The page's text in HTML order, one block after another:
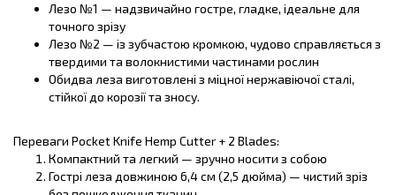
Лезо №1 — надзвичайно гостре, гладке, ідеальне для
точного зрізу
Лезо №2 — із зубчастою кромкою, чудово справляється з
твердими та волокнистими частинами рослин
Обидва леза виготовлені з міцної нержавіючої сталі,
стійкої до корозії та зносу.
Переваги Pocket Knife Hemp Cutter + 2 Blades:
Компактний та легкий — зручно носити з собою
Гострі леза довжиною 6,4 см (2,5 дюйма) — чистий зріз